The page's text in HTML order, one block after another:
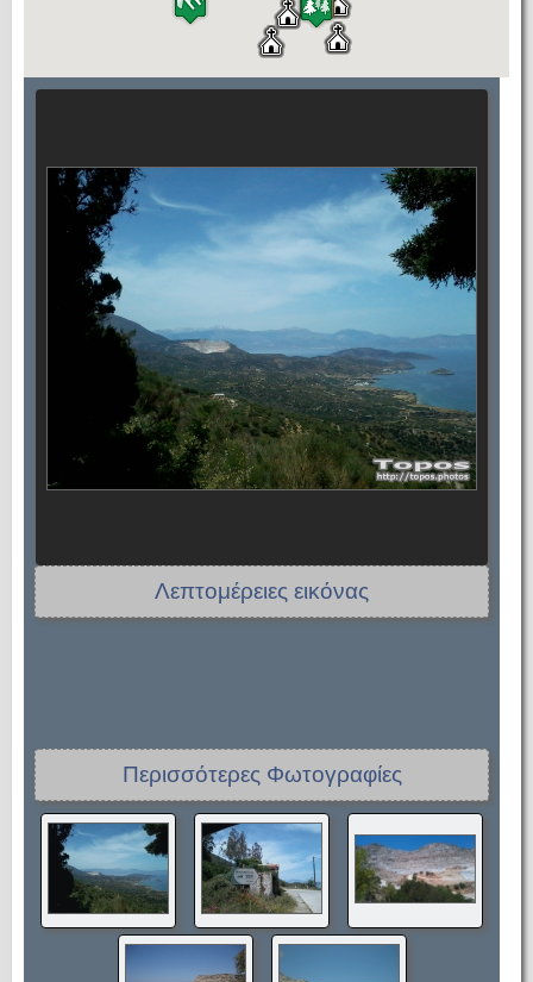
Λεπτομέρειες εικόνας
Περισσότερες Φωτογραφίες